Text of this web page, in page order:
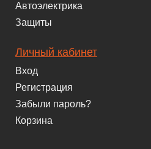
Автоэлектрика
Защиты
Личный кабинет
Вход
Регистрация
Забыли пароль?
Корзина